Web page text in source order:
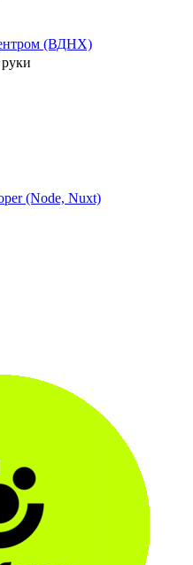
(ВДНХ)
(Node, Nuxt)